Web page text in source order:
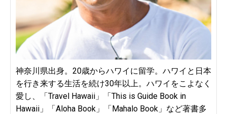
神奈川県出身。20歳からハワイに留学。ハワイと日本
を行き来する生活を続け30年以上。ハワイをこよなく
愛し、「Travel Hawaii」「This is Guide Book in
Hawaii」「Aloha Book」「Mahalo Book」など著書多